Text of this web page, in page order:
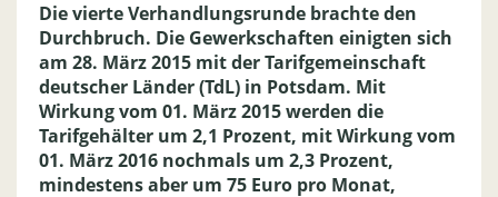
Die vierte Verhandlungsrunde brachte den
Durchbruch. Die Gewerkschaften einigten sich
am 28. März 2015 mit der Tarifgemeinschaft
deutscher Länder (TdL) in Potsdam. Mit
Wirkung vom 01. März 2015 werden die
Tarifgehälter um 2,1 Prozent, mit Wirkung vom
01. März 2016 nochmals um 2,3 Prozent,
mindestens aber um 75 Euro pro Monat,